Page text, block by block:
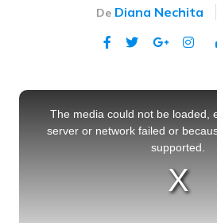
De Diana Nechita
This
The media could not be loaded,
server or network failed or
supported.